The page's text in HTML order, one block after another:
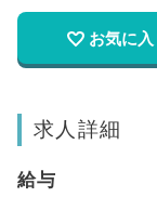
お気に入
求人詳細
給与